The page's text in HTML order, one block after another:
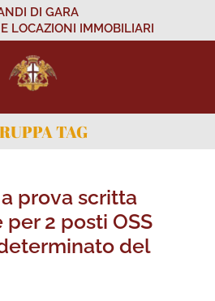
DI GARA
LOCAZIONI IMMOBILIARI
TAG
prova scritta
2 posti OSS
del